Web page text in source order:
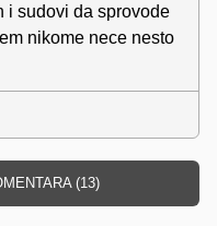
i sudovi da sprovode
nikome nece nesto
(13)